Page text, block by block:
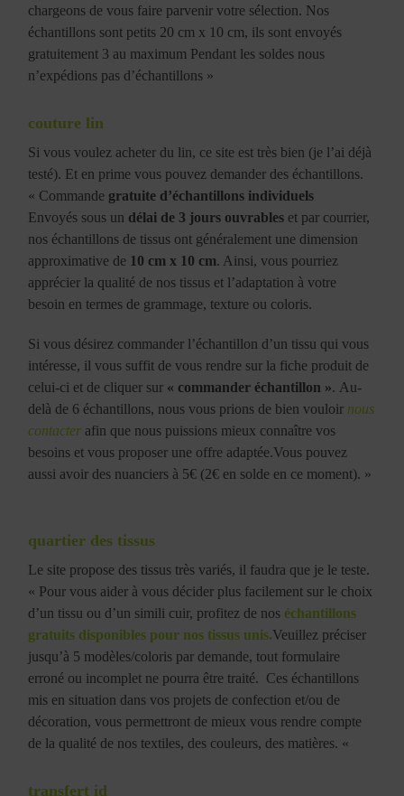
chargeons de vous faire parvenir votre sélection. Nos
échantillons sont petits 20 cm x 10 cm, ils sont envoyés
gratuitement 3 au maximum Pendant les soldes nous
n’expédions pas d’échantillons »
couture lin
Si vous voulez acheter du lin, ce site est très bien (je l’ai déjà
testé). Et en prime vous pouvez demander des échantillons.
« Commande gratuite d’échantillons individuels
Envoyés sous un délai de 3 jours ouvrables et par courrier,
nos échantillons de tissus ont généralement une dimension
approximative de 10 cm x 10 cm. Ainsi, vous pourriez
apprécier la qualité de nos tissus et l’adaptation à votre
besoin en termes de grammage, texture ou coloris.
Si vous désirez commander l’échantillon d’un tissu qui vous
intéresse, il vous suffit de vous rendre sur la fiche produit de
celui-ci et de cliquer sur « commander échantillon ». Au-
delà de 6 échantillons, nous vous prions de bien vouloir nous
contacter afin que nous puissions mieux connaître vos
besoins et vous proposer une offre adaptée.Vous pouvez
aussi avoir des nuanciers à 5€ (2€ en solde en ce moment). »
quartier des tissus
Le site propose des tissus très variés, il faudra que je le teste.
« Pour vous aider à vous décider plus facilement sur le choix
d’un tissu ou d’un simili cuir, profitez de noséchantillons
gratuits disponibles pour nos tissus unis.Veuillez préciser
jusqu’à 5 modèles/coloris par demande, tout formulaire
erroné ou incomplet ne pourra être traité. Ces échantillons
mis en situation dans vos projets de confection et/ou de
décoration, vous permettront de mieux vous rendre compte
de la qualité de nos textiles, des couleurs, des matières. «
transfert id